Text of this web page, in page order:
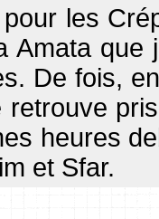
les
Amata
De fois,
retrouve
heures
et Sfar.